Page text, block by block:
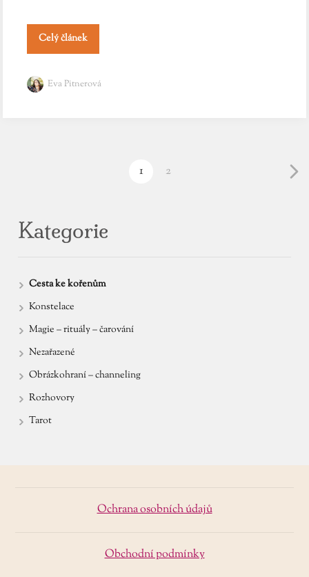
Celý článek
Eva Pitnerová
1 2
Kategorie
Cesta ke kořenům
Konstelace
Magie – rituály – čarování
Nezařazené
Obrázkohraní – channeling
Rozhovory
Tarot
Ochrana osobních údajů
Obchodní podmínky